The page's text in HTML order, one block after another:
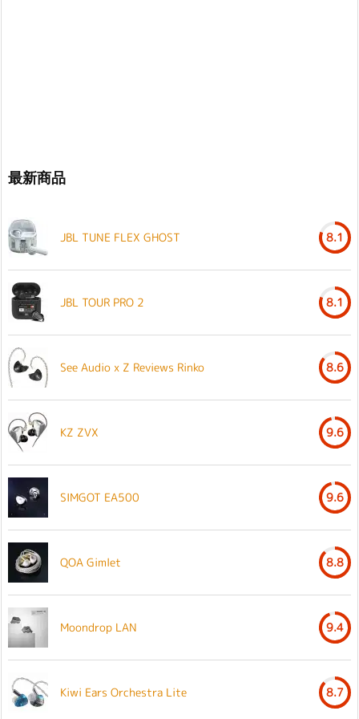
最新商品
JBL TUNE FLEX GHOST 8.1
JBL TOUR PRO 2 8.1
See Audio x Z Reviews Rinko 8.6
KZ ZVX 9.6
SIMGOT EA500 9.6
QOA Gimlet 8.8
Moondrop LAN 9.4
Kiwi Ears Orchestra Lite 8.7